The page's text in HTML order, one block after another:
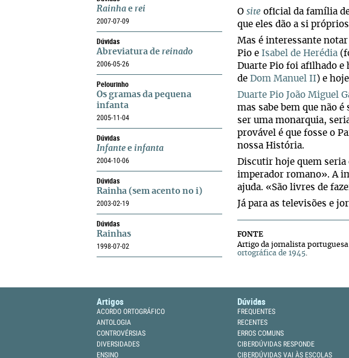
Rainha e rei
2007-07-09
Dúvidas
Abreviatura de reinado
2006-05-26
Pelourinho
Os gramas da pequena
infanta
2005-11-04
Dúvidas
Infante e infanta
2004-10-06
Dúvidas
Rainha (sem acento no i)
2003-02-19
Dúvidas
Rainhas
1998-07-02
O site oficial da família
que eles dão a si
Mas é interessante
Pio e Isabel de Herédia
Duarte Pio foi afilhado
de Dom Manuel II) e
Duarte Pio João Miguel
mas sabe bem que não
ser uma monarquia,
provável é que fosse o
nossa História.
Discutir hoje quem
imperador romano». A
ajuda. «São livres de
Já para as televisões e
FONTE
Artigo da jornalista portuguesa
ortográfica de 1945
Artigos
ACORDO ORTOGRÁFICO
ANTOLOGIA
CONTROVÉRSIAS
DIVERSIDADES
ENSINO
Dúvidas
FREQUENTES
RECENTES
ERROS COMUNS
CIBERDÚVIDAS RESPONDE
CIBERDÚVIDAS VAI ÀS ESCOLAS